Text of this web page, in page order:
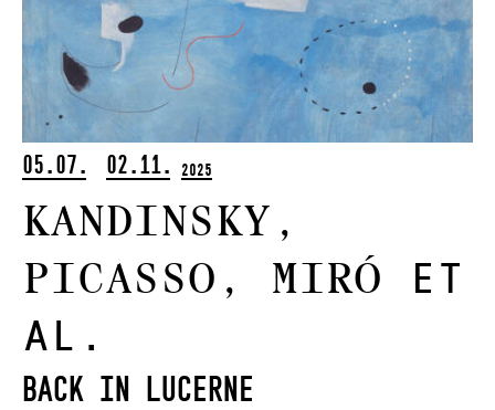
05.07. 02.11. 2025
Kandinsky,
Picasso, Miró
et
al.
back in Lucerne